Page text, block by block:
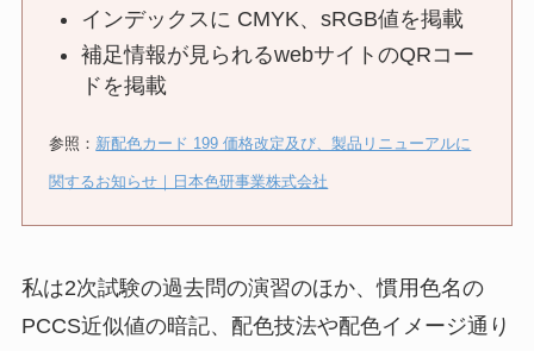
インデックスに CMYK、sRGB値を掲載
補足情報が見られるwebサイトのQRコー
ドを掲載
参照： 新配色カード 199 価格改定及び、製品リニューアルに
関するお知らせ｜日本色研事業株式会社
私は2次試験の過去問の演習のほか、慣用色名の
PCCS近似値の暗記、配色技法や配色イメージ通り